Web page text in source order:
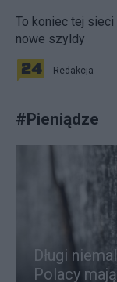
To koniec tej
nowe szyldy
Redakcja
#Pieniądze
Długi
Polacy